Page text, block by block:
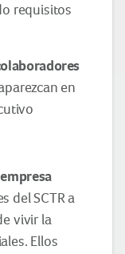
requisitos
en
del SCTR a
vivir la
Ellos